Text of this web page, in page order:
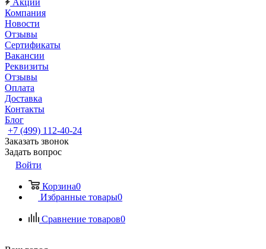
Акции
Компания
Новости
Отзывы
Сертификаты
Вакансии
Реквизиты
Отзывы
Оплата
Доставка
Контакты
Блог
+7 (499) 112-40-24
Заказать звонок
Задать вопрос
Войти
Корзина0
Избранные товары0
Сравнение товаров0